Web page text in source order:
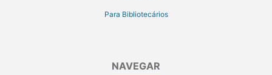
Para Bibliotecários
NAVEGAR